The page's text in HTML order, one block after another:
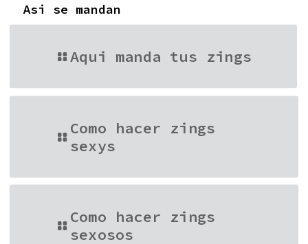
Asi se mandan
Aqui manda tus zings
Como hacer zings
sexys
Como hacer zings
sexosos